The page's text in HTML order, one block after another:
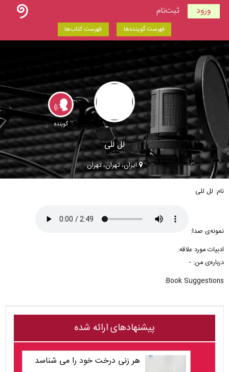
ورود ثبت‌نام
فهرست گوینده‌ها فهرست کتاب‌ها
گوینده
لل للی
ایران، تهران، تهران
نام: لل للی
نمونه‌ی صدا:
ادبیات مورد علاقه:
درباره‌ی من: -
Book Suggestions:
پیشنهادهای ارائه شده
هر زنی درخت خود را می شناسد